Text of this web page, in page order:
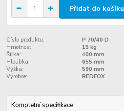
Přidat do košíku
Číslo produktu:
P 70/40 D
Hmotnost:
15 kg
Šířka:
400 mm
Hloubka:
655 mm
Výška:
590 mm
Výrobce:
REDFOX
Kompletní specifikace